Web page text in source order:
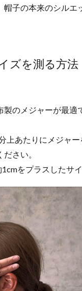
帽子の本来のシル
ズを測る方法
製のメジャーが最適
上あたりにメジャ
さい。
をプラスしたサ